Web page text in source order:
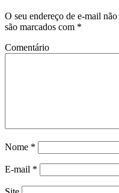
O seu endereço de e-mail
são marcados com *
Comentário
Nome *
E-mail *